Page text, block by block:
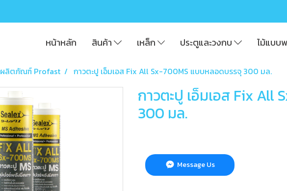
หน้าหลัก สินค้า เหล็ก ประตูและวงกบ ไม้แบบ
ผลิตภัณฑ์ Profast กาวตะปู เอ็มเอส Fix All Sx-700MS แบบหลอดบรรจุ 300 มล.
กาวตะปู เอ็มเอส Fix
300 มล.
Message Us